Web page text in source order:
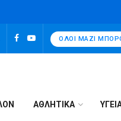
ΌΛΟΙ ΜΑΖΊ
ΑΘΛΗΤΙΚΑ